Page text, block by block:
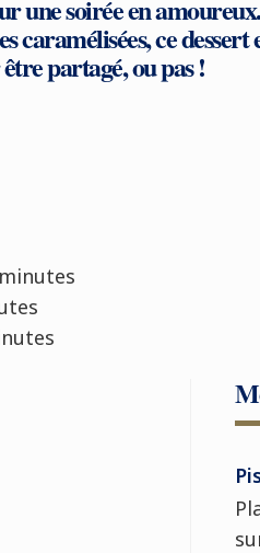
une soirée en
caramélisées, ce
partagé, ou pas !